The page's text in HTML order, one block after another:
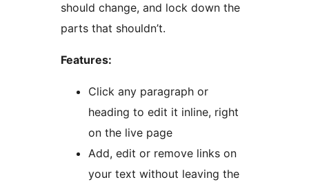
should change, and lock down the
parts that shouldn’t.
Features:
Click any paragraph or
heading to edit it inline, right
on the live page
Add, edit or remove links on
your text without leaving the